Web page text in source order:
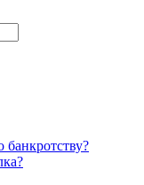
банкротству?